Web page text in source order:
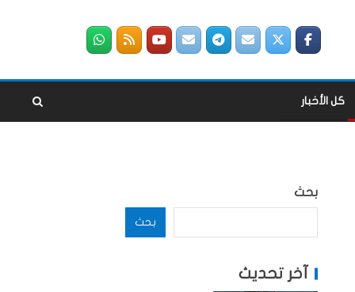
كل الأخبار
بحث
بحث
آخر تحديث